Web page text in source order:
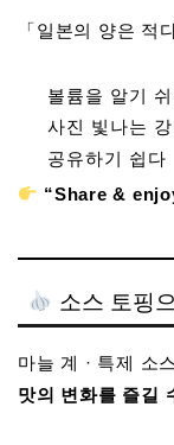
「일본의 양은 적
볼륨을 알기
사진 빛나는 강
공유하기 쉽다
“Share &
소스 토핑
마늘 계 · 특제 소
맛의 변화를 즐길